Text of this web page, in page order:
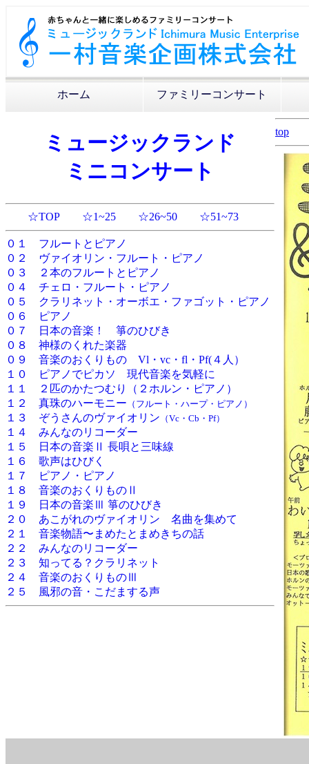
ホーム ファミリーコンサート
ミュージックランド
ミニコンサート
☆TOP ☆1~25 ☆26~50 ☆51~73
０１ フルートとピアノ
０２ ヴァイオリン・フルート・ピアノ
０３ ２本のフルートとピアノ
０４ チェロ・フルート・ピアノ
０５ クラリネット・オーボエ・ファゴット・ピアノ
０６ ピアノ
０７ 日本の音楽！ 箏のひびき
０８ 神様のくれた楽器
０９ 音楽のおくりもの Vl・vc・fl・Pf(４人）
１０ ピアノでピカソ 現代音楽を気軽に
１１ ２匹のかたつむり（２ホルン・ピアノ）
１２ 真珠のハーモニー （フルート・ハープ・ピアノ）
１３ ぞうさんのヴァイオリン （Vc・Cb・Pf）
１４ みんなのリコーダー
１５ 日本の音楽Ⅱ 長唄と三味線
１６ 歌声はひびく
１７ ピアノ・ピアノ
１８ 音楽のおくりものⅡ
１９ 日本の音楽Ⅲ 箏のひびき
２０ あこがれのヴァイオリン 名曲を集めて
２１ 音楽物語〜まめたとまめきちの話
２２ みんなのリコーダー
２３ 知ってる？クラリネット
２４ 音楽のおくりものⅢ
２５ 風邪の音・こだまする声
top